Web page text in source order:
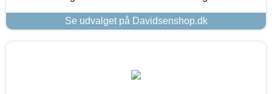
Se udvalget på Davidsenshop.dk